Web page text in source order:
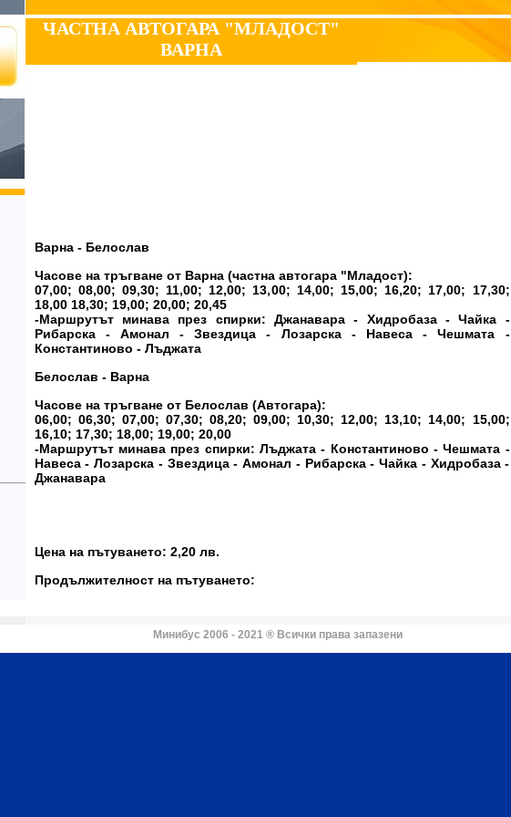
ЧАСТНА АВТОГАРА "МЛАДОСТ"
ВАРНА
Варна - Белослав
Часове на тръгване от Варна (частна автогара "Младост):
07,00; 08,00; 09,30; 11,00; 12,00; 13,00; 14,00; 15,00; 16,20; 17,00; 17,30;
18,00 18,30; 19,00; 20,00; 20,45
-Маршрутът минава през спирки: Джанавара - Хидробаза - Чайка -
Рибарска - Амонал - Звездица - Лозарска - Навеса - Чешмата -
Константиново - Лъджата
Белослав - Варна
Часове на тръгване от Белослав (Автогара):
06,00; 06,30; 07,00; 07,30; 08,20; 09,00; 10,30; 12,00; 13,10; 14,00; 15,00;
16,10; 17,30; 18,00; 19,00; 20,00
-Маршрутът минава през спирки: Лъджата - Константиново - Чешмата -
Навеса - Лозарска - Звездица - Амонал - Рибарска - Чайка - Хидробаза -
Джанавара
Цена на пътуването: 2,20 лв.
Продължителност на пътуването:
Минибус 2006 - 2021 ® Всички права запазени